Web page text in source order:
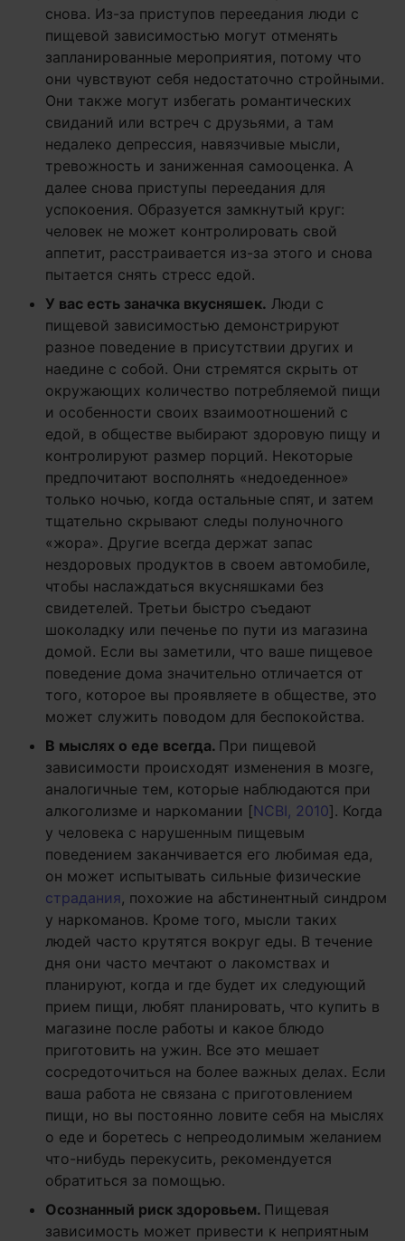
снова. Из-за приступов переедания люди с
пищевой зависимостью могут отменять
запланированные мероприятия, потому что
они чувствуют себя недостаточно стройными.
Они также могут избегать романтических
свиданий или встреч с друзьями, а там
недалеко депрессия, навязчивые мысли,
тревожность и заниженная самооценка. А
далее снова приступы переедания для
успокоения. Образуется замкнутый круг:
человек не может контролировать свой
аппетит, расстраивается из-за этого и снова
пытается снять стресс едой.
У вас есть заначка вкусняшек. Люди с
пищевой зависимостью демонстрируют
разное поведение в присутствии других и
наедине с собой. Они стремятся скрыть от
окружающих количество потребляемой пищи
и особенности своих взаимоотношений с
едой, в обществе выбирают здоровую пищу и
контролируют размер порций. Некоторые
предпочитают восполнять «недоеденное»
только ночью, когда остальные спят, и затем
тщательно скрывают следы полуночного
«жора». Другие всегда держат запас
нездоровых продуктов в своем автомобиле,
чтобы наслаждаться вкусняшками без
свидетелей. Третьи быстро съедают
шоколадку или печенье по пути из магазина
домой. Если вы заметили, что ваше пищевое
поведение дома значительно отличается от
того, которое вы проявляете в обществе, это
может служить поводом для беспокойства.
В мыслях о еде всегда. При пищевой
зависимости происходят изменения в мозге,
аналогичные тем, которые наблюдаются при
алкоголизме и наркомании [NCBI, 2010]. Когда
у человека с нарушенным пищевым
поведением заканчивается его любимая еда,
он может испытывать сильные физические
страдания, похожие на абстинентный синдром
у наркоманов. Кроме того, мысли таких
людей часто крутятся вокруг еды. В течение
дня они часто мечтают о лакомствах и
планируют, когда и где будет их следующий
прием пищи, любят планировать, что купить в
магазине после работы и какое блюдо
приготовить на ужин. Все это мешает
сосредоточиться на более важных делах. Если
ваша работа не связана с приготовлением
пищи, но вы постоянно ловите себя на мыслях
о еде и боретесь с непреодолимым желанием
что-нибудь перекусить, рекомендуется
обратиться за помощью.
Осознанный риск здоровьем. Пищевая
зависимость может привести к неприятным